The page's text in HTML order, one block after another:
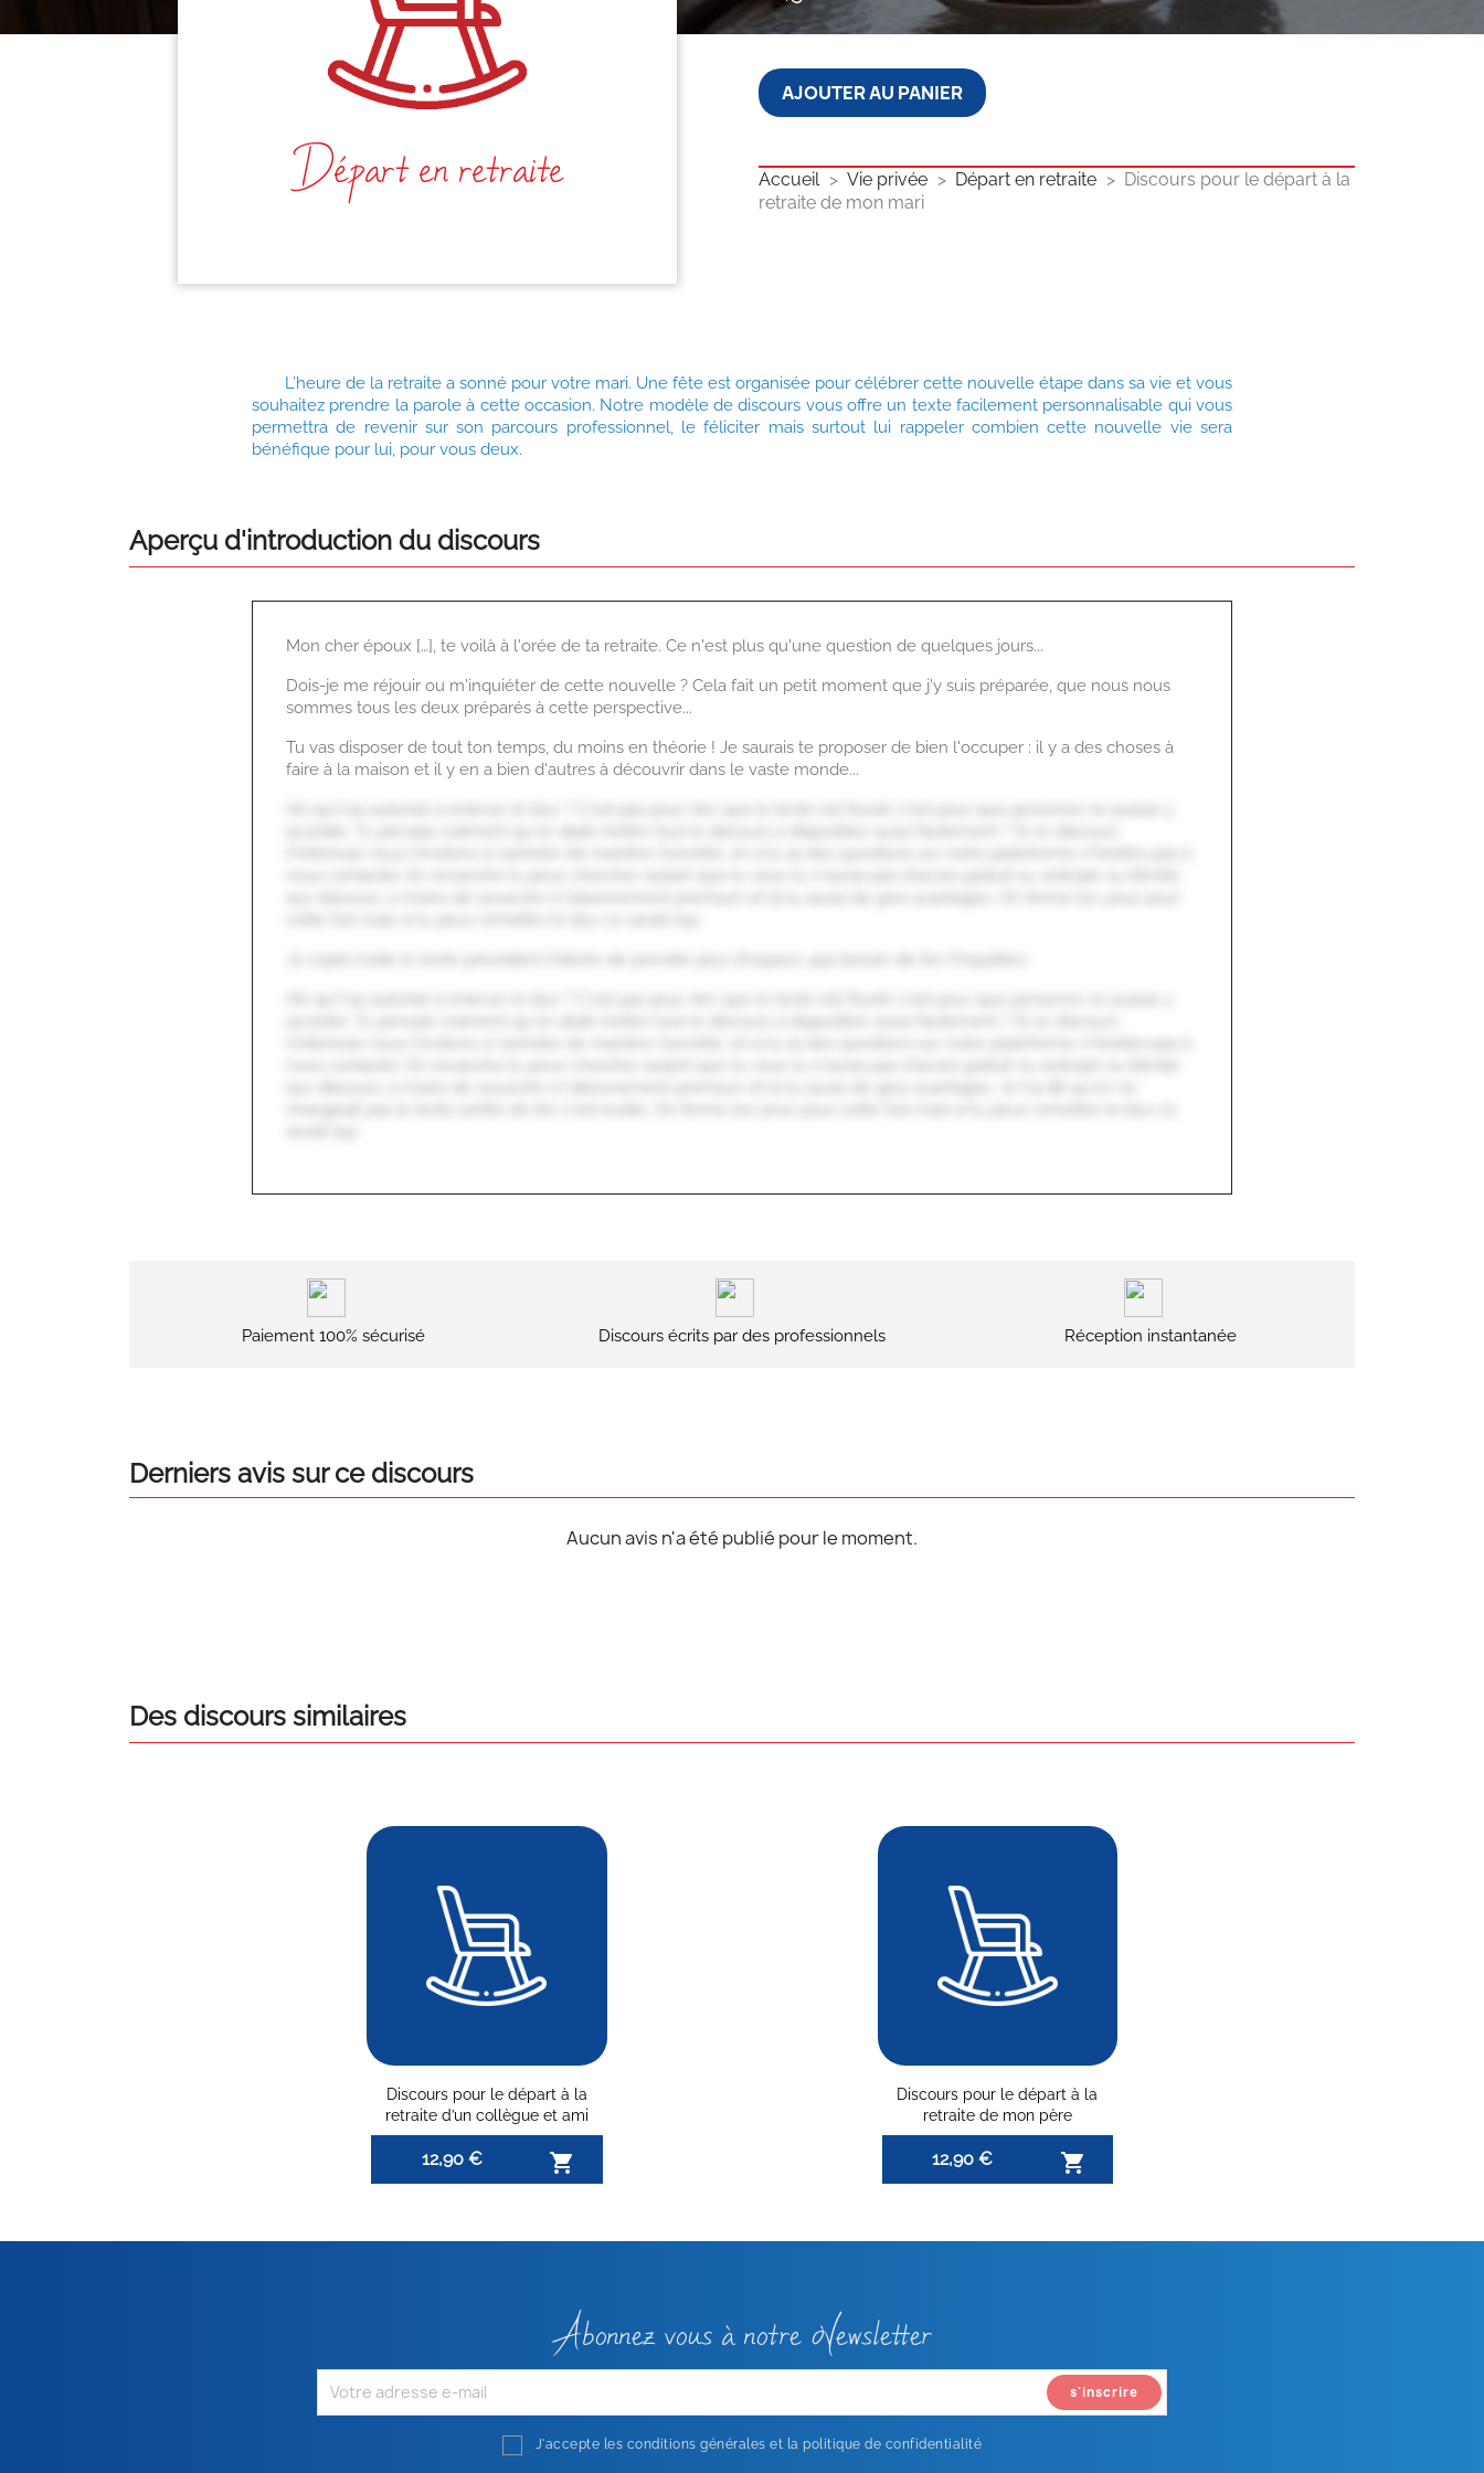
Départ en retraite
AJOUTER AU PANIER
Accueil Vie privée Départ en retraite
Discours pour le départ à la
retraite de mon mari
L’heure de la retraite a sonné pour votre mari. Une fête est organisée pour célébrer cette nouvelle étape dans sa vie et vous
souhaitez prendre la parole à cette occasion. Notre modèle de discours vous offre un texte facilement personnalisable qui vous
permettra de revenir sur son parcours professionnel, le féliciter mais surtout lui rappeler combien cette nouvelle vie sera
bénéfique pour lui, pour vous deux.
Aperçu d'introduction du discours
Mon cher époux […], te voilà à l'orée de ta retraite. Ce n'est plus qu'une question de quelques jours...
Dois-je me réjouir ou m'inquiéter de cette nouvelle ? Cela fait un petit moment que j'y suis préparée, que nous nous
sommes tous les deux préparés à cette perspective...
Tu vas disposer de tout ton temps, du moins en théorie ! Je saurais te proposer de bien l'occuper : il y a des choses à
faire à la maison et il y en a bien d'autres à découvrir dans le vaste monde...
Paiement 100% sécurisé Discours écrits par des professionnels Réception instantanée
Derniers avis sur ce discours
Aucun avis n'a été publié pour le moment.
Des discours similaires
Discours pour le départ à la
retraite d’un collègue et ami
12,90 € 
Discours pour le départ à la
retraite de mon père
12,90 € 
Abonnez vous à notre Newsletter
J'accepte les conditions générales et la politique de confidentialité